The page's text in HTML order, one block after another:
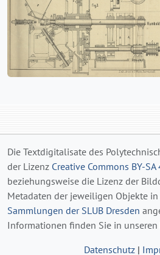
Die Textdigitalisate des
der Lizenz Creative Commons BY-SA
beziehungsweise die Lizenz der
Metadaten der jeweiligen Objekte in
Sammlungen der SLUB Dresden
Informationen finden Sie in unseren
Datenschutz |